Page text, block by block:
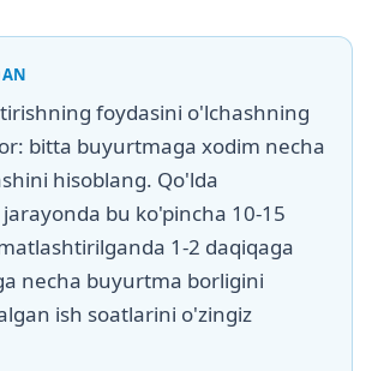
foydasini o'lchashning
bitta buyurtmaga xodim necha
hisoblang. Qo'lda
bu ko'pincha 10-15
1-2 daqiqaga
necha buyurtma borligini
ish soatlarini o'zingiz